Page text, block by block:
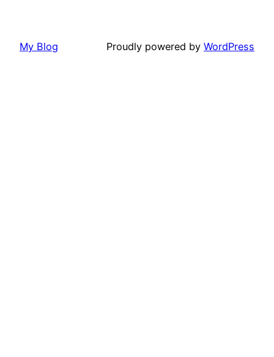
My Blog Proudly powered by WordPress